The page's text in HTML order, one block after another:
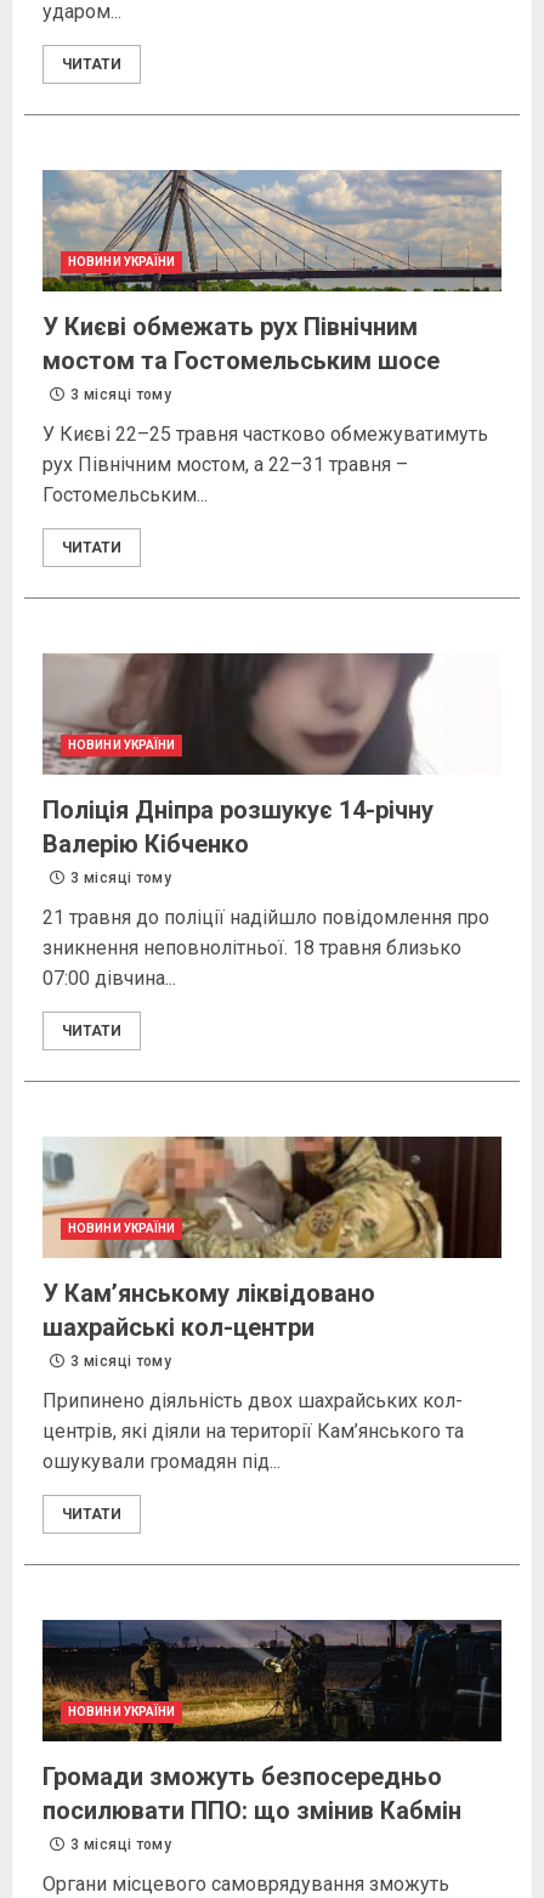
ударом...
ЧИТАТИ
НОВИНИ УКРАЇНИ
У Києві обмежать рух Північним
мостом та Гостомельським шосе
3 місяці тому
У Києві 22–25 травня частково обмежуватимуть
рух Північним мостом, а 22–31 травня –
Гостомельським...
ЧИТАТИ
НОВИНИ УКРАЇНИ
Поліція Дніпра розшукує 14-річну
Валерію Кібченко
3 місяці тому
21 травня до поліції надійшло повідомлення про
зникнення неповнолітньої. 18 травня близько
07:00 дівчина...
ЧИТАТИ
НОВИНИ УКРАЇНИ
У Кам’янському ліквідовано
шахрайські кол-центри
3 місяці тому
Припинено діяльність двох шахрайських кол-
центрів, які діяли на території Кам’янського та
ошукували громадян під...
ЧИТАТИ
НОВИНИ УКРАЇНИ
Громади зможуть безпосередньо
посилювати ППО: що змінив Кабмін
3 місяці тому
Органи місцевого самоврядування зможуть